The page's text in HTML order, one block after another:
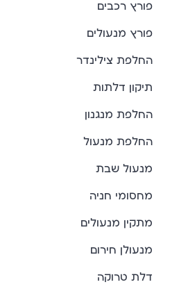
פורץ רכבים
פורץ מנעולים
החלפת צילינדר
תיקון דלתות
החלפת מנגנון
החלפת מנעול
מנעול שבת
מחסומי חניה
מתקין מנעולים
מנעולן חירום
דלת טרוקה